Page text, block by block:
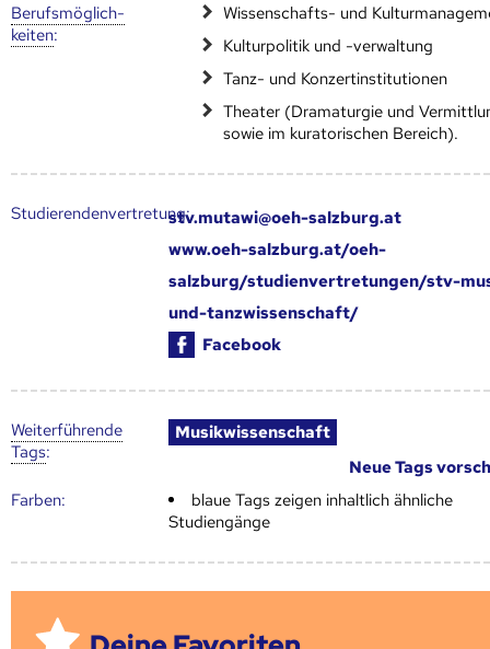
Berufs­möglich­
keiten:
Wissenschafts- und
Kulturpolitik und -verwaltung
Tanz- und Konzertinstitutionen
Theater (Dramaturgie und
sowie im kuratorischen Bereich).
Studierendenvertretung:stv.mutawi@oeh-salzburg.at
www.oeh-salzburg.at/oeh-
salzburg/studienvertretungen/stv-
und-tanzwissenschaft/
Facebook
Weiter­führende
Tags:
Musikwissenschaft
Neue Tags
Farben:
blaue Tags zeigen inhaltlich ähnliche
Studiengänge